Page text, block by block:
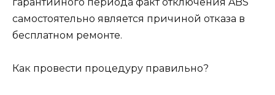
самостоятельно является причиной отказа в
бесплатном ремонте.
Как провести процедуру правильно?